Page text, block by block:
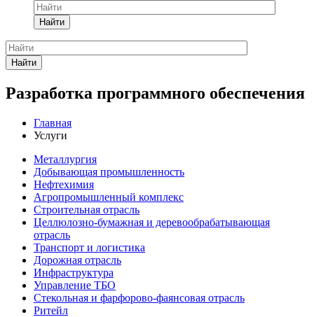
Найти
Найти
Разработка программного обеспечения
Главная
Услуги
Металлургия
Добывающая промышленность
Нефтехимия
Агропромышленный комплекс
Строительная отрасль
Целлюлозно-бумажная и деревообрабатывающая
отрасль
Транспорт и логистика
Дорожная отрасль
Инфраструктура
Управление ТБО
Стекольная и фарфорово-фаянсовая отрасль
Ритейл